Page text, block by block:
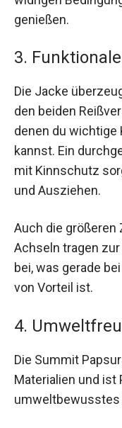
genießen.
3.
Die Jacke
den beiden
denen du wichtige
kannst. Ein
mit Kinnschutz
und Ausziehen.
Auch die
Achseln tragen
bei, was gerade
von Vorteil ist.
4.
Die Summit
Materialien und ist